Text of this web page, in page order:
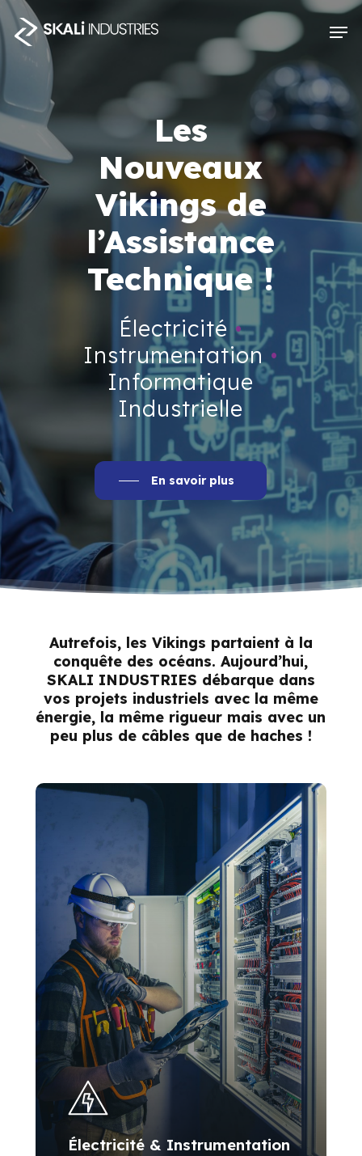
Skip
to
Les
Nouveaux
Vikings de
l’Assistance
Technique !
Électricité•
Instrumentation•
Informatique
Industrielle
En savoir plus
Autrefois, les Vikings partaient à la
conquête des océans. Aujourd’hui,
SKALI INDUSTRIES débarque dans
vos projets industriels avec la même
énergie, la même rigueur mais avec un
peu plus de câbles que de haches !
Électricité & Instrumentation
Menu